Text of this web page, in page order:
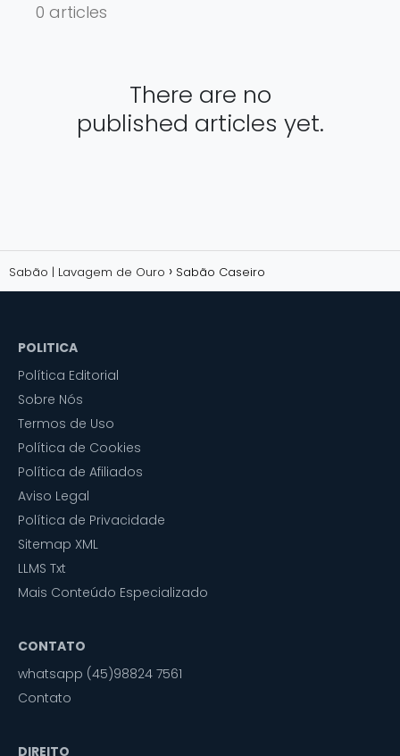
0 articles
There are no
published articles yet.
Sabão | Lavagem de Ouro Sabão Caseiro
POLITICA
Política Editorial
Sobre Nós
Termos de Uso
Política de Cookies
Política de Afiliados
Aviso Legal
Política de Privacidade
Sitemap XML
LLMS Txt
Mais Conteúdo Especializado
CONTATO
whatsapp (45)98824 7561
Contato
DIREITO